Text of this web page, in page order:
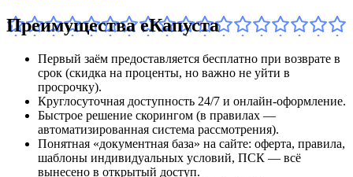
Преимущества еКапуста
Первый заём предоставляется бесплатно при возврате в
срок (скидка на проценты, но важно не уйти в
просрочку).
Круглосуточная доступность 24/7 и онлайн-оформление.
Быстрое решение скорингом (в правилах —
автоматизированная система рассмотрения).
Понятная «документная база» на сайте: оферта, правила,
шаблоны индивидуальных условий, ПСК — всё
вынесено в открытый доступ.